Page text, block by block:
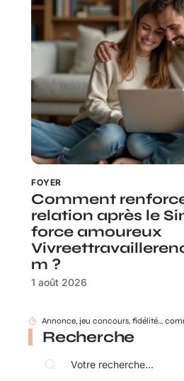
FOYER
Comment
relation après le
force amoureux
m ?
1 août 2026
Recherche